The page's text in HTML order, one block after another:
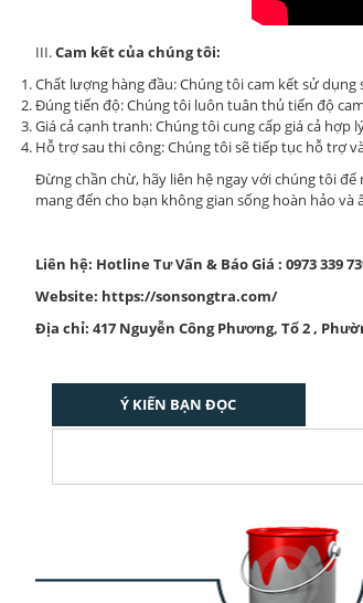
III.Cam kết của chúng tôi:
Chất lượng hàng đầu: Chúng tôi cam kết sử
Đúng tiến độ: Chúng tôi luôn tuân thủ tiến độ
Giá cả cạnh tranh: Chúng tôi cung cấp giá cả
Hỗ trợ sau thi công: Chúng tôi sẽ tiếp tục hỗ trợ
Đừng chần chừ, hãy liên hệ ngay với chúng tôi
mang đến cho bạn không gian sống hoàn hảo và
Liên hệ: Hotline Tư Vấn & Báo Giá : 0973 339
Website: https://sonsongtra.com/
Địa chỉ: 417 Nguyễn Công Phương, Tổ 2 ,
Ý KIẾN BẠN ĐỌC